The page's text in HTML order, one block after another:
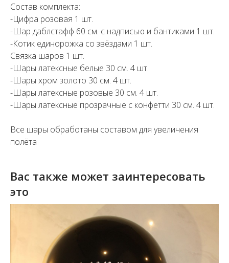
Состав комплекта:
-Цифра розовая 1 шт.
-Шар даблстафф 60 см. с надписью и бантиками 1 шт.
-Котик единорожка со звёздами 1 шт.
Связка шаров 1 шт.
-Шары латексные белые 30 см. 4 шт.
-Шары хром золото 30 см. 4 шт.
-Шары латексные розовые 30 см. 4 шт.
-Шары латексные прозрачные с конфетти 30 см. 4 шт.
Все шары обработаны составом для увеличения
полёта
Вас также может заинтересовать
это